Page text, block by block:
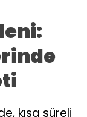
kısa süreli